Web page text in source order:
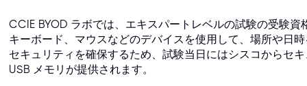
CCIE BYOD ラボでは、エキスパートレベルの試験の受験資
キーボード、マウスなどのデバイスを使用して、場所や日
セキュリティを確保するため、試験当日にはシスコからセ
USB メモリが提供されます。